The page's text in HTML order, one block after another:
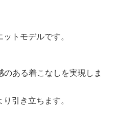
トモデルです。
ある着こなしを実現しま
引き立ちます。